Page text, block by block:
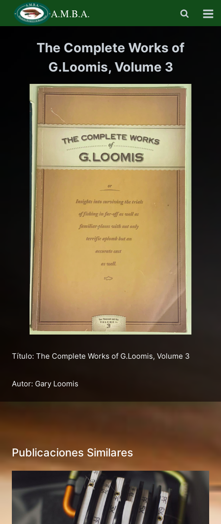
Saltar
contenido
A.M.B.A.
The Complete Works of
G.Loomis, Volume 3
Título: The Complete Works of G.Loomis, Volume 3
Autor: Gary Loomis
Publicaciones Similares